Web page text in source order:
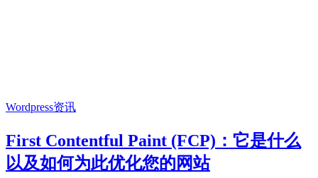
Wordpress资讯
First Contentful Paint (FCP)：它是什么
以及如何为此优化您的网站